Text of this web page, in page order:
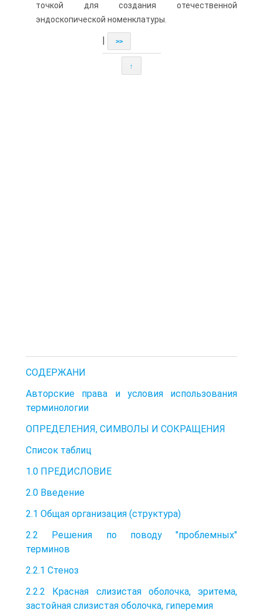
точкой для создания отечественной
эндоскопической номенклатуры.
>>
↑
СОДЕРЖАНИ
Авторские права и условия использования
терминологии
ОПРЕДЕЛЕНИЯ, СИМВОЛЫ И СОКРАЩЕНИЯ
Список таблиц
1.0 ПРЕДИСЛОВИЕ
2.0 Введение
2.1 Общая организация (структура)
2.2 Решения по поводу "проблемных"
терминов
2.2.1 Стеноз
2.2.2 Красная слизистая оболочка, эритема,
застойная слизистая оболочка, гиперемия